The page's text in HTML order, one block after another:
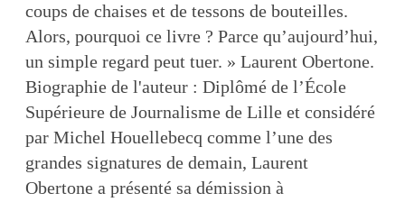
coups de chaises et de tessons de bouteilles.
Alors, pourquoi ce livre ? Parce qu’aujourd’hui,
un simple regard peut tuer. » Laurent Obertone.
Biographie de l'auteur : Diplômé de l’École
Supérieure de Journalisme de Lille et considéré
par Michel Houellebecq comme l’une des
grandes signatures de demain, Laurent
Obertone a présenté sa démission à